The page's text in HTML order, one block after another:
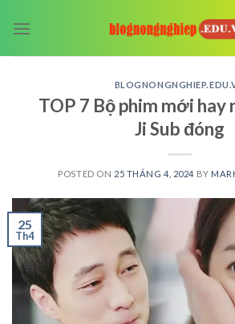
TOP 7 Bộ phim mới hay
Ji Sub đóng
POSTED ON 25 THÁNG 4, 2024 BY
25
Th4